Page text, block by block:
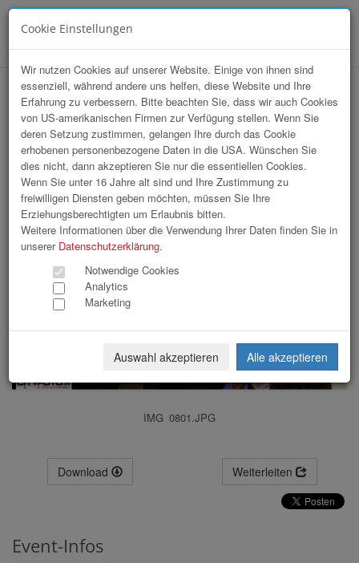
hr-lounge Mitte zu Gast bei Greiner
Holding AG
IMG_0801.JPG
Download Weiterleiten
Event-Infos
Cookie Einstellungen
Wir nutzen Cookies auf unserer Website. Einige von ihnen sind
essenziell, während andere uns helfen, diese Website und Ihre
Erfahrung zu verbessern. Bitte beachten Sie, dass wir auch Cookies
von US-amerikanischen Firmen zur Verfügung stellen. Wenn Sie
deren Setzung zustimmen, gelangen Ihre durch das Cookie
erhobenen personenbezogene Daten in die USA. Wünschen Sie
dies nicht, dann akzeptieren Sie nur die essentiellen Cookies.
Wenn Sie unter 16 Jahre alt sind und Ihre Zustimmung zu
freiwilligen Diensten geben möchten, müssen Sie Ihre
Erziehungsberechtigten um Erlaubnis bitten.
Weitere Informationen über die Verwendung Ihrer Daten finden Sie in
unserer Datenschutzerklärung.
Notwendige Cookies
Analytics
Marketing
Auswahl akzeptieren Alle akzeptieren